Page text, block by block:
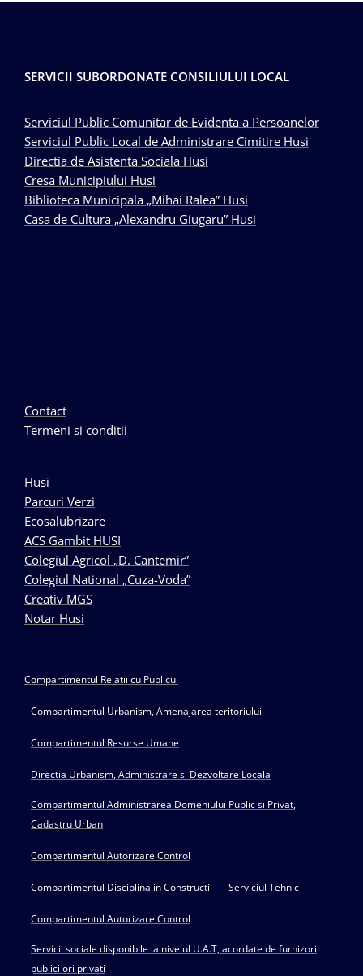
SERVICII SUBORDONATE CONSILIULUI LOCAL
Serviciul Public Comunitar de Evidenta a Persoanelor
Serviciul Public Local de Administrare Cimitire Husi
Directia de Asistenta Sociala Husi
Cresa Municipiului Husi
Biblioteca Municipala „Mihai Ralea” Husi
Casa de Cultura „Alexandru Giugaru” Husi
Contact
Termeni si conditii
Husi
Parcuri Verzi
Ecosalubrizare
ACS Gambit HUSI
Colegiul Agricol „D. Cantemir”
Colegiul National „Cuza-Voda”
Creativ MGS
Notar Husi
Compartimentul Relatii cu Publicul
Compartimentul Urbanism, Amenajarea teritoriului
Compartimentul Resurse Umane
Directia Urbanism, Administrare si Dezvoltare Locala
Compartimentul Administrarea Domeniului Public si Privat,
Cadastru Urban
Compartimentul Autorizare Control
Compartimentul Disciplina in Constructii Serviciul Tehnic
Compartimentul Autorizare Control
Servicii sociale disponibile la nivelul U.A.T, acordate de furnizori
publici ori privati